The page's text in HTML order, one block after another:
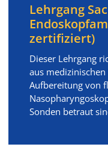
Lehrgang
zertifiziert)
Dieser Lehrgang
aus
Aufbereitung von
Sonden betraut